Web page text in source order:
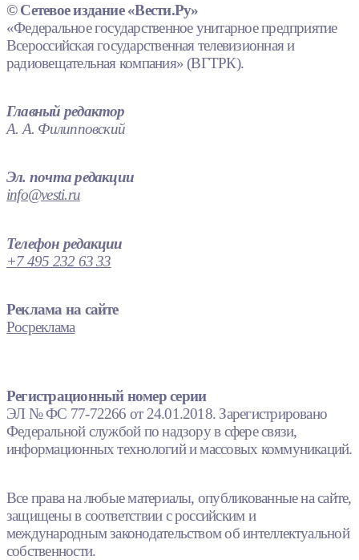
© Сетевое издание «Вести.Ру»
«Федеральное государственное унитарное предприятие
Всероссийская государственная телевизионная и
радиовещательная компания» (ВГТРК).
Главный редактор
А. А. Филипповский
Эл. почта редакции
info@vesti.ru
Телефон редакции
+7 495 232 63 33
Реклама на сайте
Росреклама
Регистрационный номер серии
ЭЛ № ФС 77-72266 от 24.01.2018. Зарегистрировано
Федеральной службой по надзору в сфере связи,
информационных технологий и массовых коммуникаций.
Все права на любые материалы, опубликованные на сайте,
защищены в соответствии с российским и
международным законодательством об интеллектуальной
собственности.